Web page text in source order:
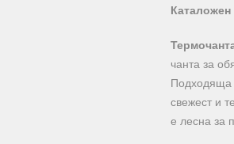
чанта за
Подходяща
свежест и
е лесна за